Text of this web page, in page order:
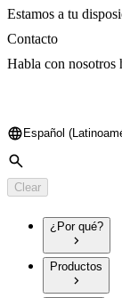
Estamos a tu
Contacto
Habla con nosotros
Language
Español
Search
Clear
¿Por qué?
Productos